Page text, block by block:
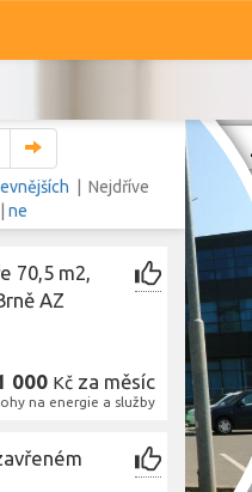
okres Brno-město,
Pozemky
okres Brno-město, Jihomoravský kraj
| Nejdříve
ne
70,5 m2,
AZ
000 Kč za měsíc
na energie a služby